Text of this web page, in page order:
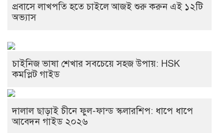
প্রবাসে লাখপতি হতে চাইলে আজই শুরু করুন এই ১২টি
অভ্যাস
চাইনিজ ভাষা শেখার সবচেয়ে সহজ উপায়: HSK
কমপ্লিট গাইড
দালাল ছাড়াই চীনে ফুল-ফান্ড স্কলারশিপ: ধাপে ধাপে
আবেদন গাইড ২০২৬